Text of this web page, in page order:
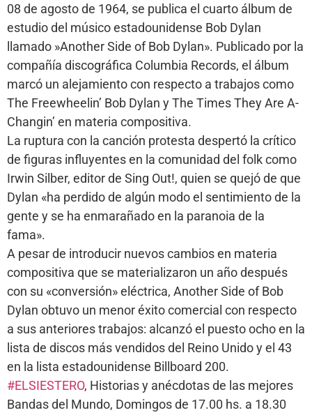
08 de agosto de 1964, se publica el cuarto álbum de
estudio del músico estadounidense Bob Dylan
llamado »Another Side of Bob Dylan». Publicado por la
compañía discográfica Columbia Records, el álbum
marcó un alejamiento con respecto a trabajos como
The Freewheelin’ Bob Dylan y The Times They Are A-
Changin’ en materia compositiva.
La ruptura con la canción protesta despertó la crítico
de figuras influyentes en la comunidad del folk como
Irwin Silber, editor de Sing Out!, quien se quejó de que
Dylan «ha perdido de algún modo el sentimiento de la
gente y se ha enmarañado en la paranoia de la
fama».
A pesar de introducir nuevos cambios en materia
compositiva que se materializaron un año después
con su «conversión» eléctrica, Another Side of Bob
Dylan obtuvo un menor éxito comercial con respecto
a sus anteriores trabajos: alcanzó el puesto ocho en la
lista de discos más vendidos del Reino Unido y el 43
en la lista estadounidense Billboard 200.
#ELSIESTERO, Historias y anécdotas de las mejores
Bandas del Mundo, Domingos de 17.00 hs. a 18.30